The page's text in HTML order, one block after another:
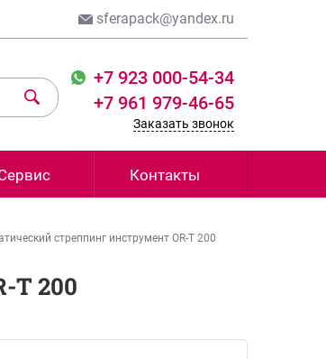
sferapack@yandex.ru
+7 923 000-54-34
+7 961 979-46-65
Заказать звонок
Контакты
стреппинг инструмент OR-T 200
T 200